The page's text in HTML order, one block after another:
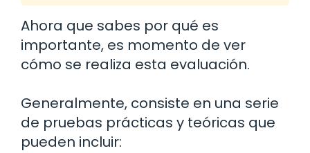
Ahora que sabes por qué es
importante, es momento de ver
cómo se realiza esta evaluación.
Generalmente, consiste en una serie
de pruebas prácticas y teóricas que
pueden incluir: